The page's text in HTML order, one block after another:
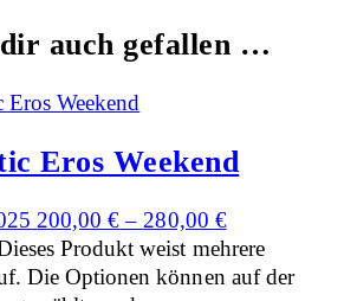
auch gefallen …
Eros Weekend
200,00€– 280,00 €
Produkt weist mehrere
Die Optionen können auf der